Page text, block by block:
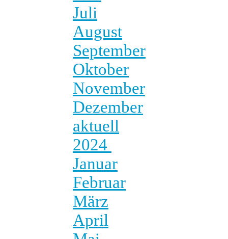
Juli
August
September
Oktober
November
Dezember
aktuell
2024
Januar
Februar
März
April